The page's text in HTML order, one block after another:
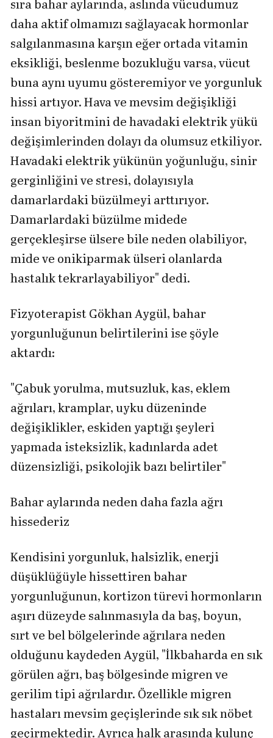
sıra bahar aylarında, aslında vücudumuz
daha aktif olmamızı sağlayacak hormonlar
salgılanmasına karşın eğer ortada vitamin
eksikliği, beslenme bozukluğu varsa, vücut
buna aynı uyumu gösteremiyor ve yorgunluk
hissi artıyor. Hava ve mevsim değişikliği
insan biyoritmini de havadaki elektrik yükü
değişimlerinden dolayı da olumsuz etkiliyor.
Havadaki elektrik yükünün yoğunluğu, sinir
gerginliğini ve stresi, dolayısıyla
damarlardaki büzülmeyi arttırıyor.
Damarlardaki büzülme midede
gerçekleşirse ülsere bile neden olabiliyor,
mide ve onikiparmak ülseri olanlarda
hastalık tekrarlayabiliyor" dedi.
Fizyoterapist Gökhan Aygül, bahar
yorgunluğunun belirtilerini ise şöyle
aktardı:
"Çabuk yorulma, mutsuzluk, kas, eklem
ağrıları, kramplar, uyku düzeninde
değişiklikler, eskiden yaptığı şeyleri
yapmada isteksizlik, kadınlarda adet
düzensizliği, psikolojik bazı belirtiler"
Bahar aylarında neden daha fazla ağrı
hissederiz
Kendisini yorgunluk, halsizlik, enerji
düşüklüğüyle hissettiren bahar
yorgunluğunun, kortizon türevi hormonların
aşırı düzeyde salınmasıyla da baş, boyun,
sırt ve bel bölgelerinde ağrılara neden
olduğunu kaydeden Aygül, "İlkbaharda en sık
görülen ağrı, baş bölgesinde migren ve
gerilim tipi ağrılardır. Özellikle migren
hastaları mevsim geçişlerinde sık sık nöbet
geçirmektedir. Ayrıca halk arasında kulunç